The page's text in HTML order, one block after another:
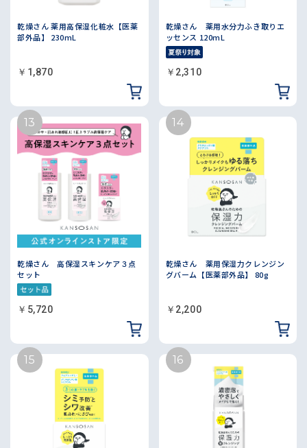
乾燥さん 薬用高保湿化粧水【医薬
部外品】 230mL
￥1,870
乾燥さん 薬用水分力ふき取りエ
ッセンス 120mL
￥2,310
乾燥さん 高保湿スキンケア３点
セット
￥5,720
乾燥さん 薬用保湿力クレンジン
グバーム【医薬部外品】 80g
￥2,200